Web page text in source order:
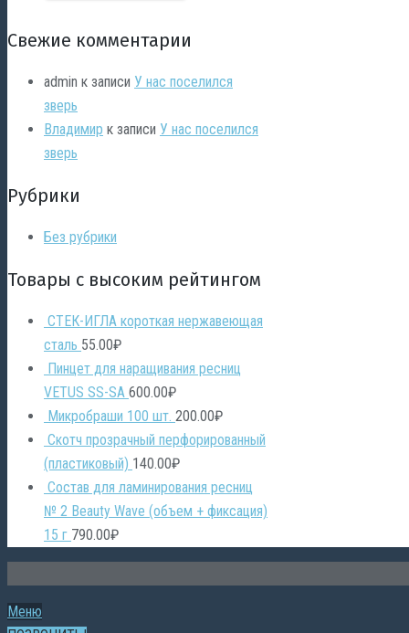
Свежие комментарии
admin к записи У нас поселился
зверь
Владимир к записи У нас поселился
зверь
Рубрики
Без рубрики
Товары с высоким рейтингом
СТЕК-ИГЛА короткая нержавеющая
сталь 55.00₽
Пинцет для наращивания ресниц
VETUS SS-SA 600.00₽
Микробраши 100 шт. 200.00₽
Скотч прозрачный перфорированный
(пластиковый) 140.00₽
Состав для ламинирования ресниц
№ 2 Beauty Wave (объем + фиксация)
15 г 790.00₽
Меню